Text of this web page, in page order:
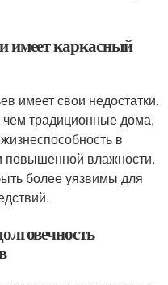
имеет каркасный
имеет свои недостатки.
традиционные дома,
в
повышенной влажности.
более уязвимы для